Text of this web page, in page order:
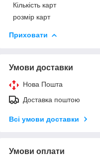
Кількість карт
розмір карт
Приховати
Умови доставки
Нова Пошта
Доставка поштою
Всі умови доставки
Умови оплати